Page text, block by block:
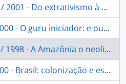
algumas observações sobre a história econômica de Mato Grosso 1870 a 1930.
iniciador: e outras variações antropológicas.
e a globalização: da conquista e posse ao monopólio do capital financeiro.
Brasil: colonização e escravidão.